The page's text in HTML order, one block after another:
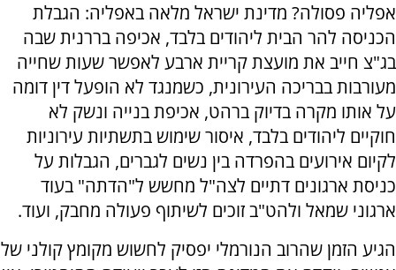
אפליה פסולה? מדינת ישראל מלאה באפליה: הגבלת
הכניסה להר הבית ליהודים בלבד, אכיפה בררנית שבה
בג"צ חייב את מועצת קריית ארבע לאפשר שעות שחייה
מעורבות בבריכה העירונית, כשמנגד לא הופעל דין דומה
על אותו מקרה בדיוק ברהט, אכיפת בנייה ונשק לא
חוקיים ליהודים בלבד, איסור שימוש בתשתיות עירוניות
לקיום אירועים בהפרדה בין נשים לגברים, הגבלות על
כניסת ארגונים דתיים לצה"ל מחשש ל"הדתה" בעוד
ארגוני שמאל ולהט"ב זוכים לשיתוף פעולה מחבק, ועוד.
הגיע הזמן שהרוב הנורמלי יפסיק לחשוש מקומץ קולני של